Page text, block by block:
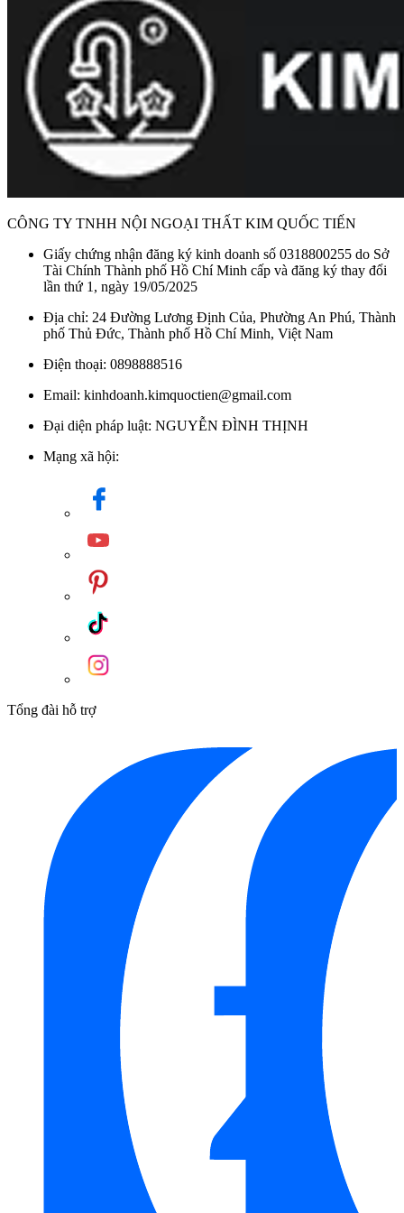
Bộ lọc nhôm đa lớp có thể tháo rời, giúp giữ lại dầu mỡ trong
quá trình nấu và dễ dàng vệ sinh định kỳ. Kết hợp cùng than
hoạt tính đi kèm, máy mang đến khả năng khử mùi hiệu quả,
giữ cho căn bếp luôn trong lành và sạch sẽ.
Máy hút mùi Hafele HC-H6021TS 533.86.812 âm tủ trang bị
hệ thống điều khiển bằng nút nhấn cơ học, đơn giản nhưng tiện
lợi, cho phép người dùng dễ dàng lựa chọn cấp độ hút phù
hợp. Bên cạnh đó, đèn LED 1,5W được tích hợp giúp chiếu
Máy hút mùi Hafele HC-H6021TS 533.86.812 âm tủ trang bị hệ
Ngoài hiệu quả hút mùi, máy còn đảm bảo độ an toàn nhờ tính
năng tự động tắt sau thời gian cài đặt và hệ thống cách điện
lượng mà còn nâng cao độ bền sản phẩm, mang lại sự an tâm
trong quá trình sử dụng lâu dài.
Danh mục: Thiết Bị Bếp Máy Hút Mùi
Máy Hút Mùi
Thương hiệu: Thiết Bị Nhà Bếp HAFELE
CÔNG TY TNHH NỘI NGOẠI THẤT KIM QUỐC TIẾN
Giấy chứng nhận đăng ký kinh doanh số 0318800255 do Sở
Tài Chính Thành phố Hồ Chí Minh cấp và đăng ký thay đổi
lần thứ 1, ngày 19/05/2025
Địa chỉ: 24 Đường Lương Định Của, Phường An Phú, Thành
phố Thủ Đức, Thành phố Hồ Chí Minh, Việt Nam
Điện thoại: 0898888516
Email: kinhdoanh.kimquoctien@gmail.com
Đại diện pháp luật: NGUYỄN ĐÌNH THỊNH
Mạng xã hội:
Tổng đài hỗ trợ